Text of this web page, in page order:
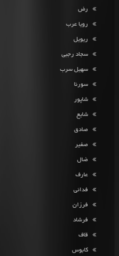
رض
رویا عرب
ریویل
سجاد رجبی
سهیل سرب
سورنا
شاپور
شایع
صادق
صفیر
ضال
عارف
فدائی
فرزان
فرشاد
قاف
کابوس